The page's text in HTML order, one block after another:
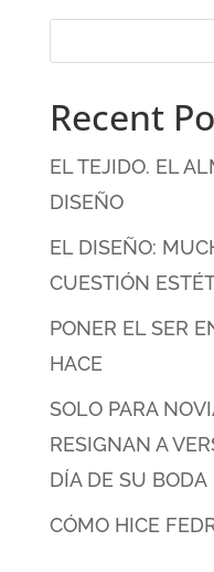
Recent
EL TEJIDO. EL
DISEÑO
EL DISEÑO:
CUESTIÓN
PONER EL SER
HACE
SOLO PARA
RESIGNAN A
DÍA DE SU BODA
CÓMO HICE